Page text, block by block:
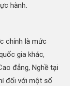
hành.
chính là mức
gia khác,
đẳng, Nghề tại
đối với một số